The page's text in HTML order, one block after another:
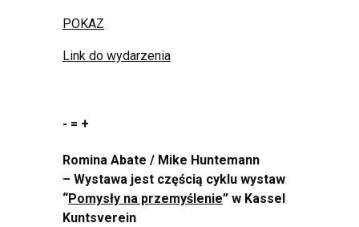
POKAZ
Link do wydarzenia
- = +
Romina Abate / Mike Huntemann
– Wystawa jest częścią cyklu wystaw
“Pomysły na przemyślenie” w Kassel
Kuntsverein